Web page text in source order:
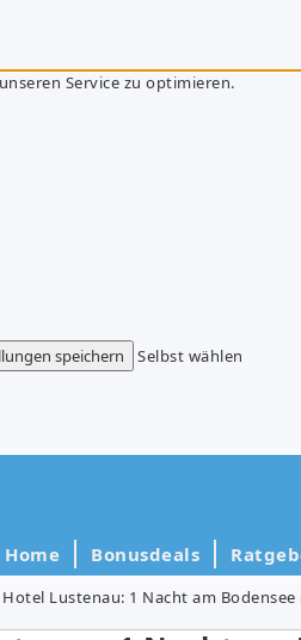
Service zu optimieren.
speichern
Selbst wählen
Home Bonusdeals
Lustenau: 1 Nacht am